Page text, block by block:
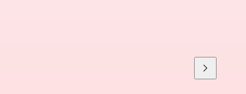
Liu'uta
oikealle